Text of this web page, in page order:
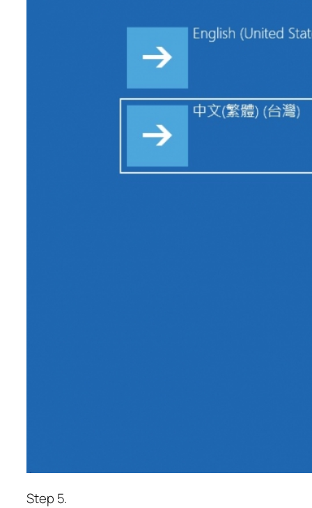
Step 5.